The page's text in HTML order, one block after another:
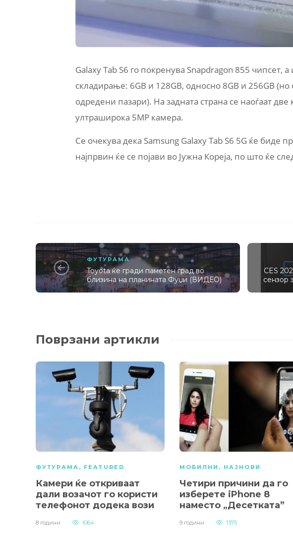
Galaxy Tab S6 го покренува Snapdragon 855 чипсет,
складирање: 6GB и 128GB, односно 8GB и 256GB
одредени пазари). На задната страна се наоѓаат
ултраширока 5MP камера.
Се очекува дека Samsung Galaxy Tab S6 5G ќе биде
најпрвин ќе се појави во Јужна Кореја, по што ќе
ФУТУРАМА
Toyota ќе гради паметен град во
близина на планината Фуџи (ВИДЕО)
CES
сензор
Поврзани артикли
ФУТУРАМА , FEATURED
Камери ќе откриваат
дали возачот го користи
телефонот додека вози
8 години 1064
МОБИЛНИ , НАЈНОВИ
Четири причини да го
изберете iPhone 8
наместо „Десетката”
9 години 1375